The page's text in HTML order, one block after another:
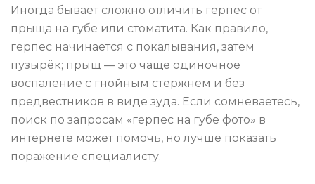
Иногда бывает сложно отличить герпес от
прыща на губе или стоматита. Как правило,
герпес начинается с покалывания, затем
пузырёк; прыщ — это чаще одиночное
воспаление с гнойным стержнем и без
предвестников в виде зуда. Если сомневаетесь,
поиск по запросам «герпес на губе фото» в
интернете может помочь, но лучше показать
поражение специалисту.